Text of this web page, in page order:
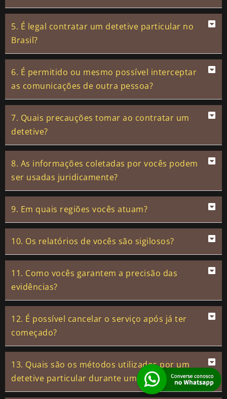
5. É legal contratar um detetive particular no
Brasil?
6. É permitido ou mesmo possível interceptar
as comunicações de outra pessoa?
7. Quais precauções tomar ao contratar um
detetive?
8. As informações coletadas por vocês podem
ser usadas juridicamente?
9. Em quais regiões vocês atuam?
10. Os relatórios de vocês são sigilosos?
11. Como vocês garantem a precisão das
evidências?
12. É possível cancelar o serviço após já ter
começado?
13. Quais são os métodos utilizados por um
detetive particular durante uma investigação?